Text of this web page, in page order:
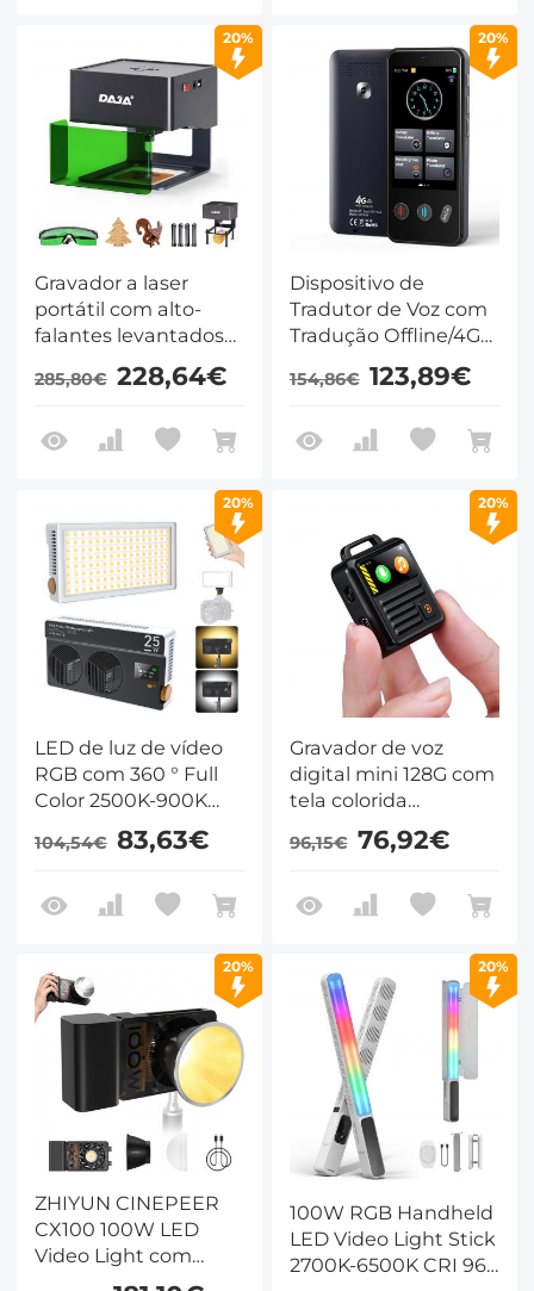
20%
Gravador a laser
portátil com alto-
falantes levantados
óculos de proteção e
tampa 3W Nível de
285,80€ 228,64€
20%
Dispositivo de
Tradutor de Voz com
Tradução Offline/4G
Global/WiFi 142
Idiomas ###
154,86€ 123,89€
20%
LED de luz de vídeo
RGB com 360 ° Full
Color 2500K-900K
para a fotografia
Vlogging da câmera
104,54€ 83,63€
20%
Gravador de voz
digital mini 128G com
tela colorida
Bluetooth Call
Record 3072kbps
96,15€ 76,92€
20%
ZHIYUN CINEPEER
CX100 100W LED
Video Light com
Built-in 4500mAh
20%
100W RGB Handheld
LED Video Light Stick
2700K-6500K CRI 96